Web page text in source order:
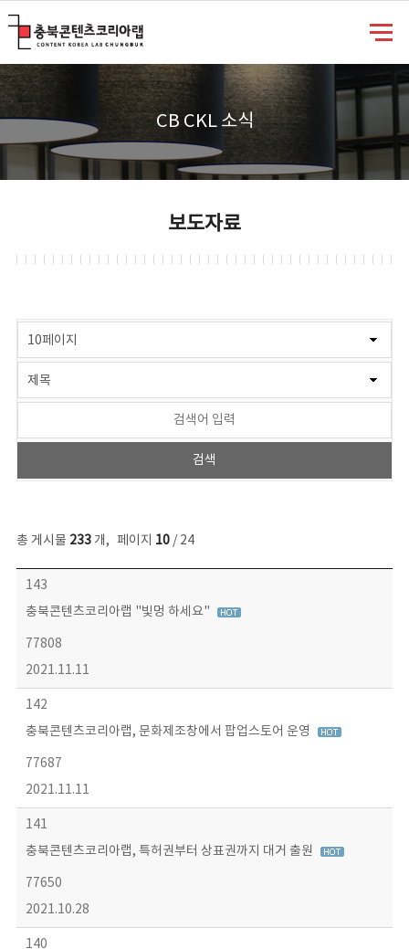
CB CKL 소식
보도자료
총 게시물 233개, 페이지 10/ 24
보도자료 목록 - 번호, 제목, 작성자, 파일, 조회수, 작성일 정보 제공
143
충북콘텐츠코리아랩 "빛멍 하세요"
77808
2021.11.11
142
충북콘텐츠코리아랩, 문화제조창에서 팝업스토어 운영
77687
2021.11.11
141
충북콘텐츠코리아랩, 특허권부터 상표권까지 대거 출원
77650
2021.10.28
140